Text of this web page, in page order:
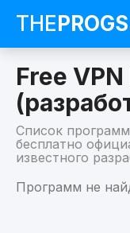
THEPROGS
Free
Список
бесплатно
известного
Программы
Программ не